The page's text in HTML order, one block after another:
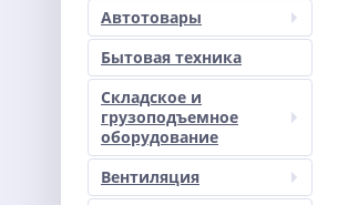
Автотовары
Бытовая техника
Складское и
грузоподъемное
оборудование
Вентиляция